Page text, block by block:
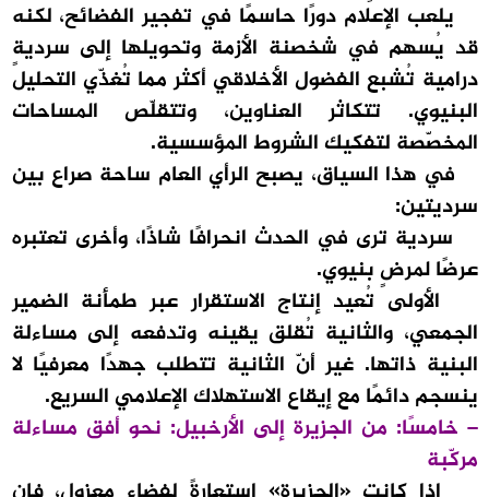
يلعب الإعلام دورًا حاسمًا في تفجير الفضائح، لكنه
قد يُسهم في شخصنة الأزمة وتحويلها إلى سرديةٍ
درامية تُشبع الفضول الأخلاقي أكثر مما تُغذّي التحليل
البنيوي. تتكاثر العناوين، وتتقلّص المساحات
المخصّصة لتفكيك الشروط المؤسسية.
في هذا السياق، يصبح الرأي العام ساحة صراع بين
سرديتين:
سردية ترى في الحدث انحرافًا شاذًا، وأخرى تعتبره
عرضًا لمرضٍ بنيوي.
الأولى تُعيد إنتاج الاستقرار عبر طمأنة الضمير
الجمعي، والثانية تُقلق يقينه وتدفعه إلى مساءلة
البنية ذاتها. غير أنّ الثانية تتطلب جهدًا معرفيًا لا
ينسجم دائمًا مع إيقاع الاستهلاك الإعلامي السريع.
– خامسًا: من الجزيرة إلى الأرخبيل: نحو أفق مساءلة
مركّبة